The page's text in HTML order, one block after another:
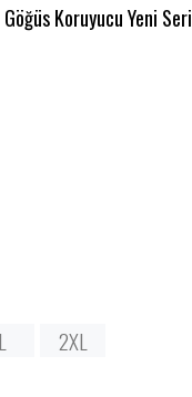
Koruyucu Yeni Seri
L 2XL